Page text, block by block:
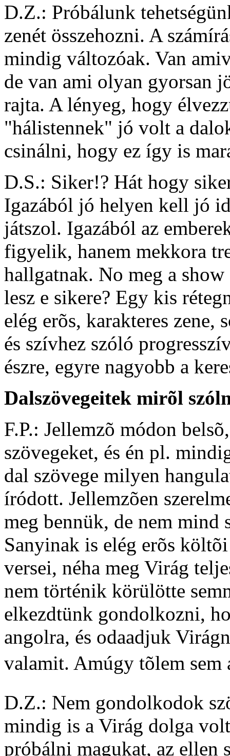
D.Z.: Próbálunk
zenét összehozni. A
mindig változóak. Van
de van ami olyan gyorsan
rajta. A lényeg, hogy
"hálistennek" jó volt a
csinálni, hogy ez így is
D.S.: Siker!? Hát hogy
Igazából jó helyen kell jó
játszol. Igazából az
figyelik, hanem mekkora
hallgatnak. No meg a
lesz e sikere? Egy kis
elég erõs, karakteres zene,
és szívhez szóló
észre, egyre nagyobb a
Dalszövegeitek mirõl
F.P.: Jellemzõ módon
szövegeket, és én pl.
dal szövege milyen
íródott. Jellemzõen
meg bennük, de nem
Sanyinak is elég erõs
versei, néha meg Virág
nem történik körülötte
elkezdtünk gondolkozni,
angolra, és odaadjuk
valamit. Amúgy tõlem sem
D.Z.: Nem gondolkodok
mindig is a Virág dolga
próbálni magukat, az ellen